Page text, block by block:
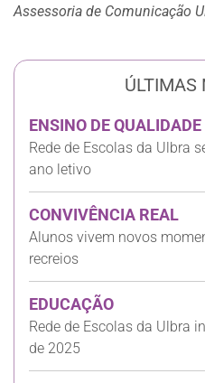
Assessoria de Comunicação
ÚLTIMAS
ENSINO DE QUALIDADE
Rede de Escolas da Ulbra
ano letivo
CONVIVÊNCIA REAL
Alunos vivem novos
recreios
EDUCAÇÃO
Rede de Escolas da Ulbra
de 2025